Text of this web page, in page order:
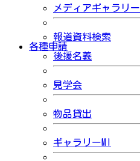
メディアギャラリー
報道資料検索
各種申請
後援名義
見学会
物品貸出
ギャラリーMI